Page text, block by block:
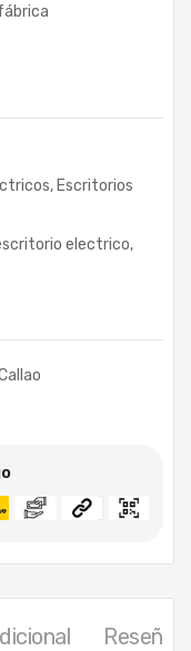
, Escritorios
electrico,
Reseñas